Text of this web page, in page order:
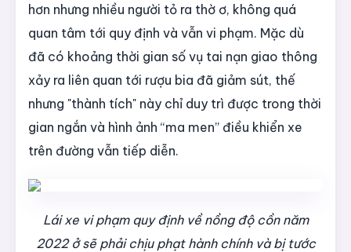
hơn nhưng nhiều người tỏ ra thờ ơ, không quá
quan tâm tới quy định và vẫn vi phạm. Mặc dù
đã có khoảng thời gian số vụ tai nạn giao thông
xảy ra liên quan tới rượu bia đã giảm sút, thế
nhưng "thành tích" này chỉ duy trì được trong thời
gian ngắn và hình ảnh “ma men” điều khiển xe
trên đường vẫn tiếp diễn.
Lái xe vi phạm quy định về nồng độ cồn năm
2022 ở sẽ phải chịu phạt hành chính và bị tước